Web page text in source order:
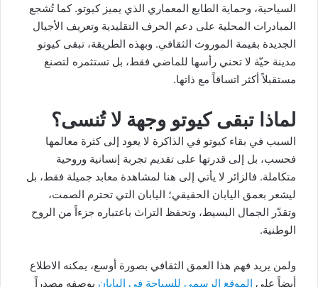
السياحية، وحماية الطابع المعماري الذي يميز كيوتو. كما تُشجع
المبادرات المحلية على دعم الحرف التقليدية وتعريف الأجيال
الجديدة بقيمة الموروث الثقافي. وبهذه الطريقة، تبقى كيوتو
مدينة حيّة لا تحني رأسها للماضي فقط، بل تستثمره لتصنع
مستقبلاً أكثر اتساقاً مع ذاتها.
لماذا تبقى كيوتو وجهة لا تُنسى؟
السبب في بقاء كيوتو في الذاكرة لا يعود إلى كثرة معالمها
فحسب، بل إلى قدرتها على تقديم تجربة إنسانية وروحية
متكاملة. فالزائر لا يأتي إلى هنا لمشاهدة معابد جميلة فقط، بل
ليشعر بعمق اليابان الحقيقي؛ اليابان التي تحترم الصمت،
وتقدّر الجمال البسيط، وتحفظ التراث باعتباره جزءاً من الروح
الوطنية.
ولمن يريد فهم هذا العمق الثقافي بصورة أوسع، يمكنه الاطلاع
أيضاً على الموقع الرسمي للسياحة في اليابان بوصفه مصدراً